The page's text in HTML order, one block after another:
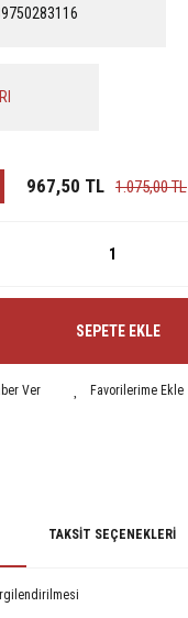
967,50 TL 1.075,00 TL
SEPETE EKLE
Ver
TAKSIT SEÇENEKLERI